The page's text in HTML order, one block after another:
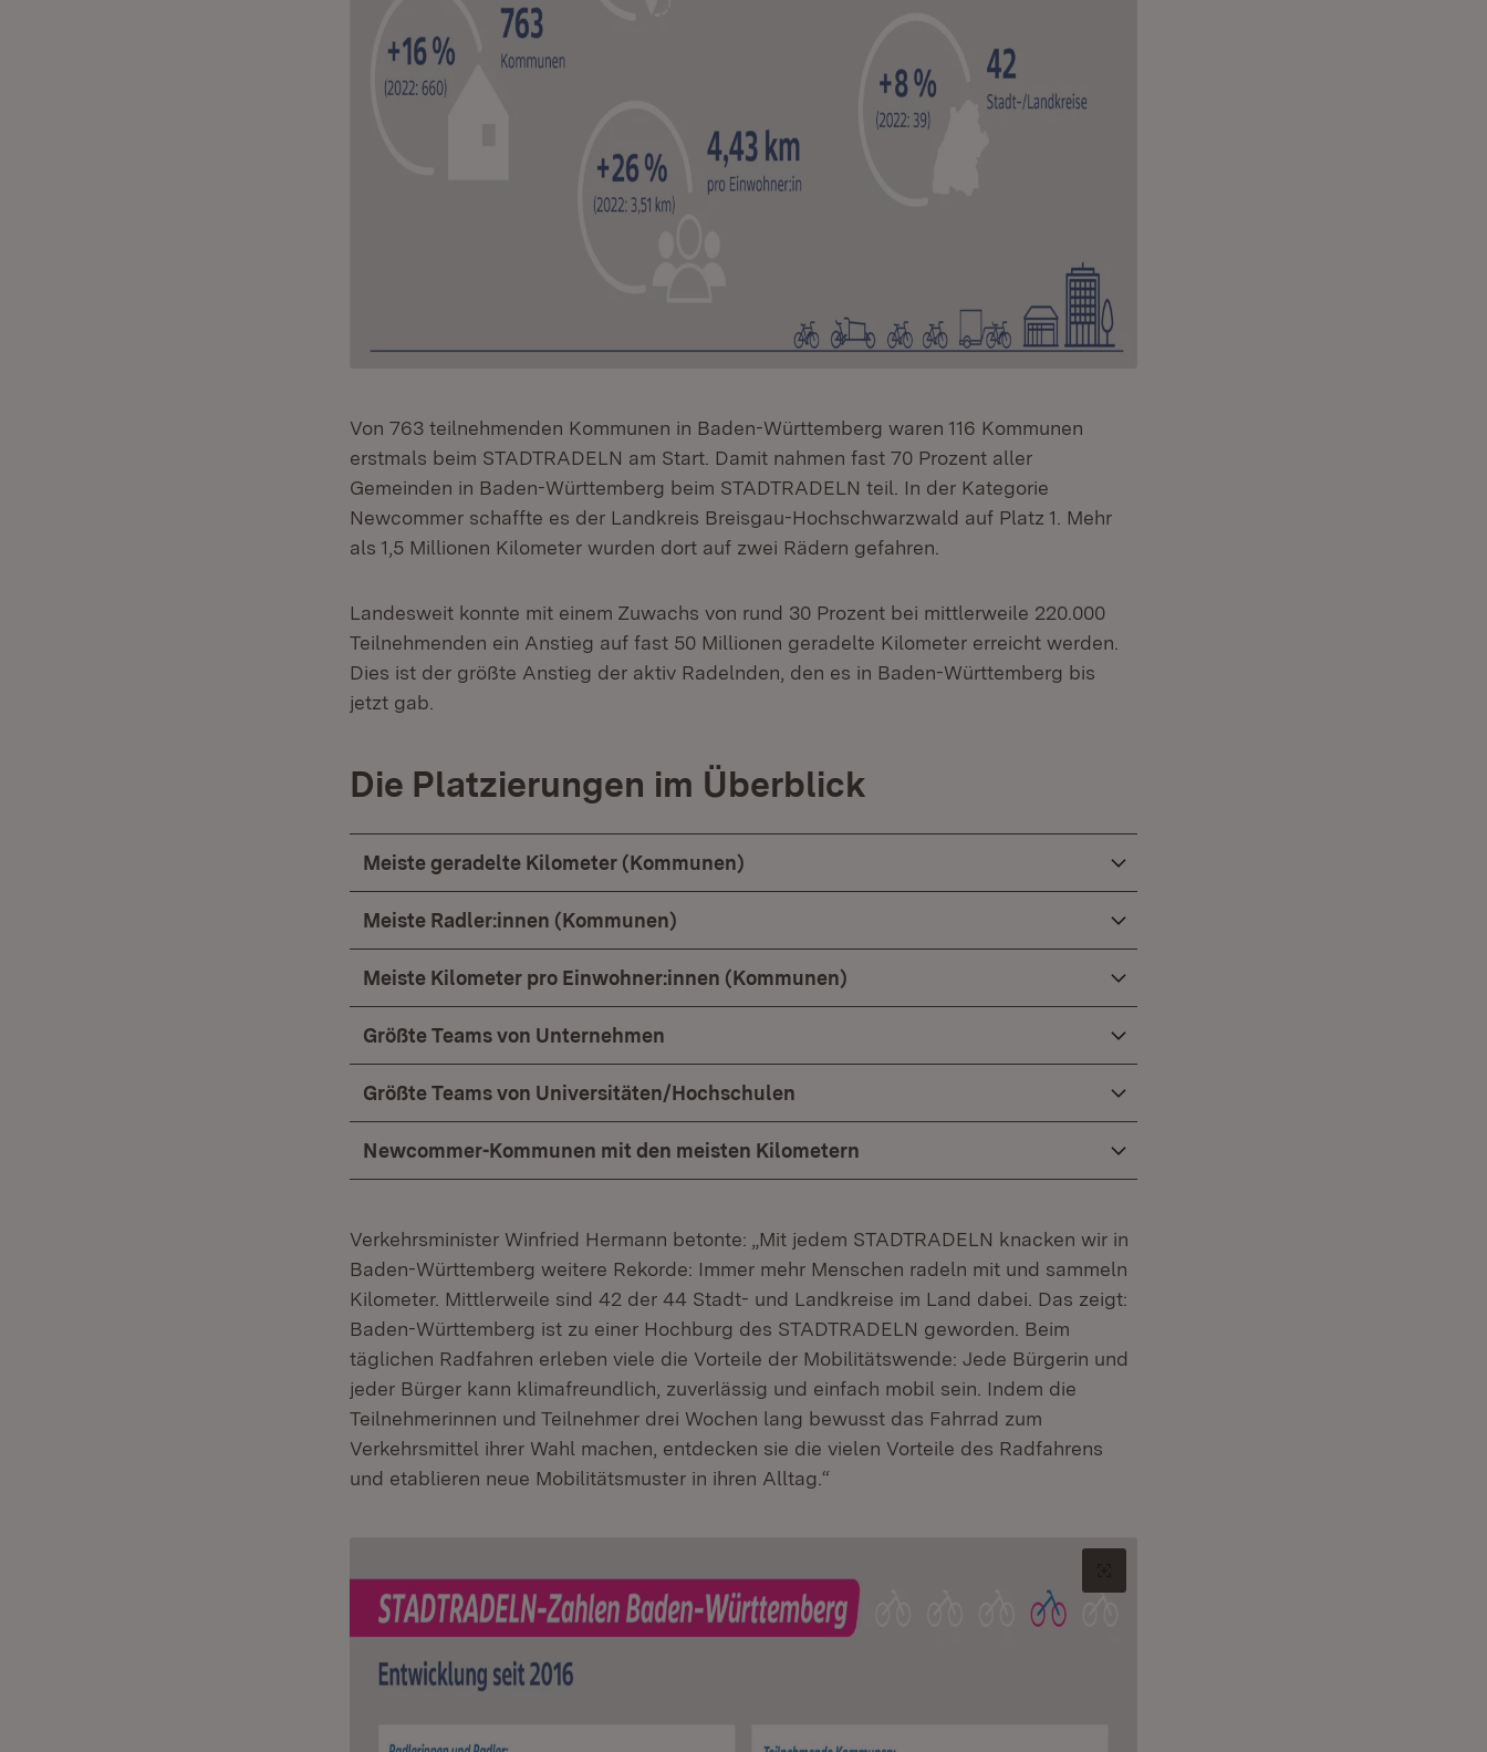
Von 763 teilnehmenden Kommunen in Baden-Württemberg waren 116 Kommunen
erstmals beim STADTRADELN am Start. Damit nahmen fast 70 Prozent aller
Gemeinden in Baden-Württemberg beim STADTRADELN teil. In der Kategorie
Newcommer schaffte es der Landkreis Breisgau-Hochschwarzwald auf Platz 1. Mehr
als 1,5 Millionen Kilometer wurden dort auf zwei Rädern gefahren.
Landesweit konnte mit einem Zuwachs von rund 30 Prozent bei mittlerweile 220.000
Teilnehmenden ein Anstieg auf fast 50 Millionen geradelte Kilometer erreicht werden.
Dies ist der größte Anstieg der aktiv Radelnden, den es in Baden-Württemberg bis
jetzt gab.
Die Platzierungen im Überblick
Meiste geradelte Kilometer (Kommunen)
Meiste Radler:innen (Kommunen)
Meiste Kilometer pro Einwohner:innen (Kommunen)
Größte Teams von Unternehmen
Größte Teams von Universitäten/Hochschulen
Newcommer-Kommunen mit den meisten Kilometern
Verkehrsminister Winfried Hermann betonte: „Mit jedem STADTRADELN knacken wir in
Baden-Württemberg weitere Rekorde: Immer mehr Menschen radeln mit und sammeln
Kilometer. Mittlerweile sind 42 der 44 Stadt- und Landkreise im Land dabei. Das zeigt:
Baden-Württemberg ist zu einer Hochburg des STADTRADELN geworden. Beim
täglichen Radfahren erleben viele die Vorteile der Mobilitätswende: Jede Bürgerin und
jeder Bürger kann klimafreundlich, zuverlässig und einfach mobil sein. Indem die
Teilnehmerinnen und Teilnehmer drei Wochen lang bewusst das Fahrrad zum
Verkehrsmittel ihrer Wahl machen, entdecken sie die vielen Vorteile des Radfahrens
und etablieren neue Mobilitätsmuster in ihren Alltag.“